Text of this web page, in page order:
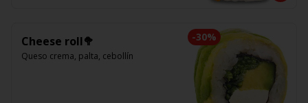
-30%
Cheese roll🥦
Queso crema, palta, cebollín